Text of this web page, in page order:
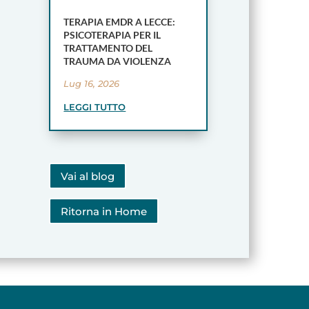
TERAPIA EMDR A LECCE:
PSICOTERAPIA PER IL
TRATTAMENTO DEL
TRAUMA DA VIOLENZA
Lug 16, 2026
LEGGI TUTTO
Vai al blog
Ritorna in Home